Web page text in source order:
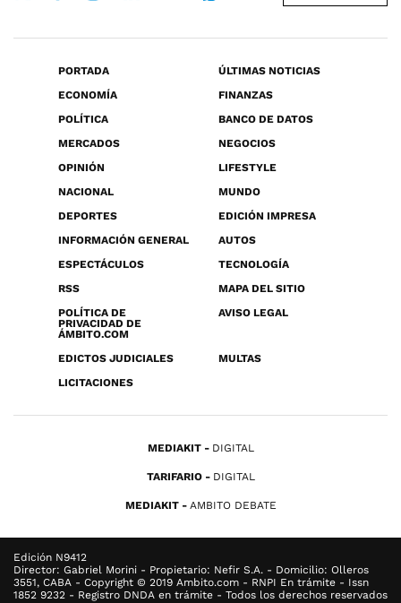
PORTADA
ÚLTIMAS NOTICIAS
ECONOMÍA
FINANZAS
POLÍTICA
BANCO DE DATOS
MERCADOS
NEGOCIOS
OPINIÓN
LIFESTYLE
NACIONAL
MUNDO
DEPORTES
EDICIÓN IMPRESA
INFORMACIÓN GENERAL
AUTOS
ESPECTÁCULOS
TECNOLOGÍA
RSS
MAPA DEL SITIO
POLÍTICA DE
PRIVACIDAD DE
ÁMBITO.COM
AVISO LEGAL
EDICTOS JUDICIALES
MULTAS
LICITACIONES
MEDIAKIT DIGITAL
TARIFARIO DIGITAL
MEDIAKIT AMBITO DEBATE
Edición N9412
Director: Gabriel Morini - Propietario: Nefir S.A. - Domicilio: Olleros
3551, CABA - Copyright © 2019 Ambito.com - RNPI En trámite - Issn
1852 9232 - Registro DNDA en trámite - Todos los derechos reservados